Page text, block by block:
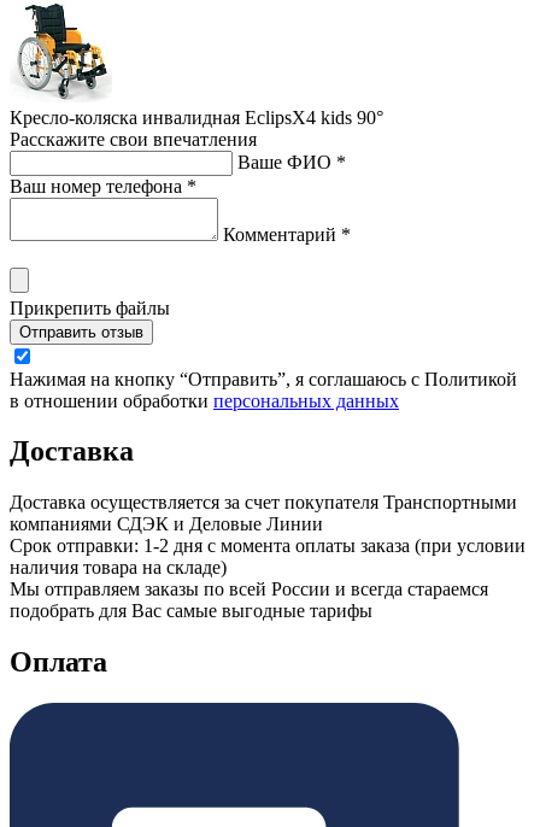
Кресло-коляска инвалидная EclipsX4 kids 90°
Расскажите свои впечатления
Ваше ФИО *
Ваш номер телефона *
Комментарий *
Прикрепить файлы
Отправить отзыв
Нажимая на кнопку “Отправить”, я соглашаюсь с Политикой
в отношении обработки персональных данных
Доставка
Доставка осуществляется за счет покупателя Транспортными
компаниями СДЭК и Деловые Линии
Срок отправки: 1-2 дня с момента оплаты заказа (при условии
наличия товара на складе)
Мы отправляем заказы по всей России и всегда стараемся
подобрать для Вас самые выгодные тарифы
Оплата